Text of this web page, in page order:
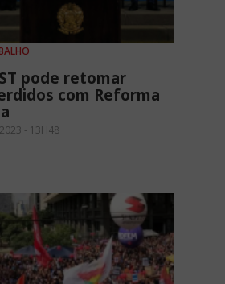
pode retomar
com Reforma
- 13H48